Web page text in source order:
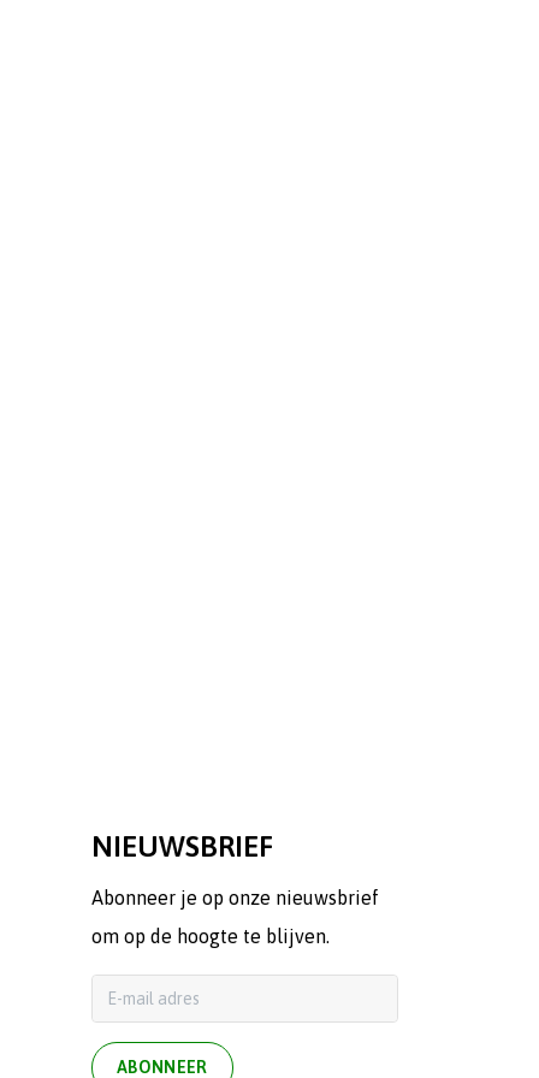
NIEUWSBRIEF
Abonneer je op onze nieuwsbrief
om op de hoogte te blijven.
ABONNEER